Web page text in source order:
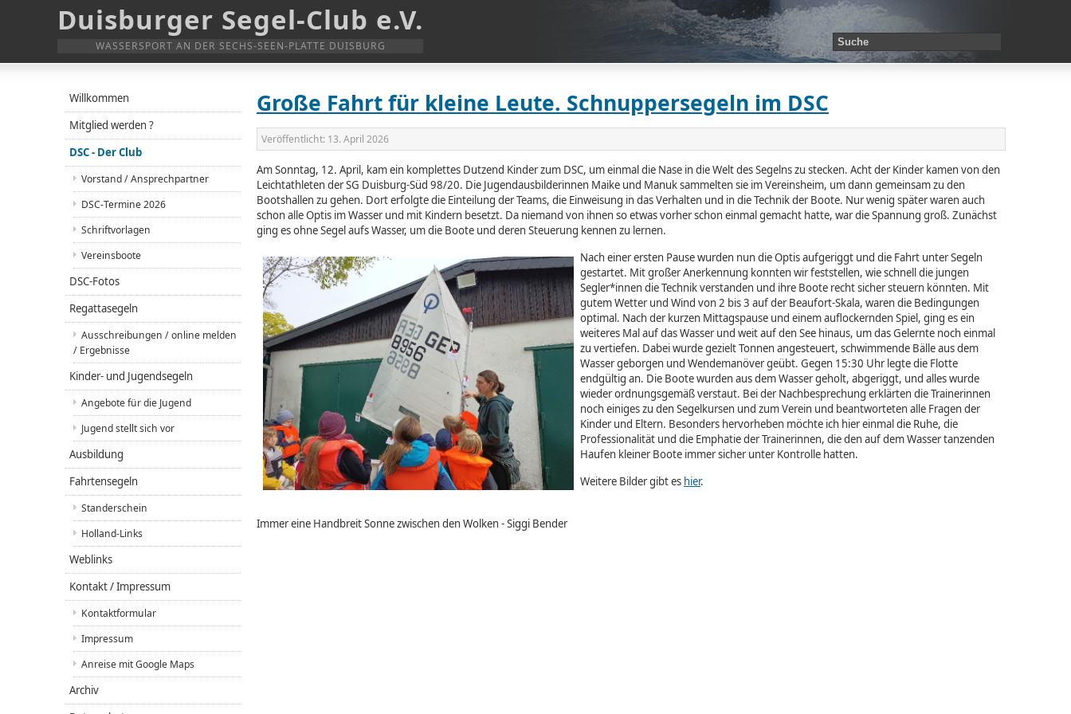
Duisburger Segel-Club e.V.
WASSERSPORT AN DER SECHS-SEEN-PLATTE DUISBURG
Große Fahrt für kleine Leute. Schnuppersegeln im DSC
Veröffentlicht: 13. April 2026
Am Sonntag, 12. April, kam ein komplettes Dutzend Kinder zum DSC, um einmal die Nase in die Welt des Segelns zu stecken. Acht der Kinder kamen von den
Leichtathleten der SG Duisburg-Süd 98/20. Die Jugendausbilderinnen Maike und Manuk sammelten sie im Vereinsheim, um dann gemeinsam zu den
Bootshallen zu gehen. Dort erfolgte die Einteilung der Teams, die Einweisung in das Verhalten und in die Technik der Boote. Nur wenig später waren auch
schon alle Optis im Wasser und mit Kindern besetzt. Da niemand von ihnen so etwas vorher schon einmal gemacht hatte, war die Spannung groß. Zunächst
ging es ohne Segel aufs Wasser, um die Boote und deren Steuerung kennen zu lernen.
Nach einer ersten Pause wurden nun die Optis aufgeriggt und die Fahrt unter Segeln
gestartet. Mit großer Anerkennung konnten wir feststellen, wie schnell die jungen
Segler*innen die Technik verstanden und ihre Boote recht sicher steuern könnten. Mit
gutem Wetter und Wind von 2 bis 3 auf der Beaufort-Skala, waren die Bedingungen
optimal. Nach der kurzen Mittagspause und einem auflockernden Spiel, ging es ein
weiteres Mal auf das Wasser und weit auf den See hinaus, um das Gelernte noch einmal
zu vertiefen. Dabei wurde gezielt Tonnen angesteuert, schwimmende Bälle aus dem
Wasser geborgen und Wendemanöver geübt. Gegen 15:30 Uhr legte die Flotte
endgültig an. Die Boote wurden aus dem Wasser geholt, abgeriggt, und alles wurde
wieder ordnungsgemäß verstaut. Bei der Nachbesprechung erklärten die Trainerinnen
noch einiges zu den Segelkursen und zum Verein und beantworteten alle Fragen der
Kinder und Eltern. Besonders hervorheben möchte ich hier einmal die Ruhe, die
Professionalität und die Emphatie der Trainerinnen, die den auf dem Wasser tanzenden
Haufen kleiner Boote immer sicher unter Kontrolle hatten.
Weitere Bilder gibt es hier.
Immer eine Handbreit Sonne zwischen den Wolken - Siggi Bender
Willkommen
Mitglied werden ?
DSC - Der Club
Vorstand / Ansprechpartner
DSC-Termine 2026
Schriftvorlagen
Vereinsboote
DSC-Fotos
Regattasegeln
Ausschreibungen / online melden
/ Ergebnisse
Kinder- und Jugendsegeln
Angebote für die Jugend
Jugend stellt sich vor
Ausbildung
Fahrtensegeln
Standerschein
Holland-Links
Weblinks
Kontakt / Impressum
Kontaktformular
Impressum
Anreise mit Google Maps
Archiv